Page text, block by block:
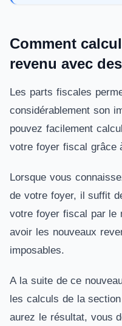
Comment
revenu avec
Les parts fiscales
considérablement son
pouvez facilement
votre foyer fiscal grâce
Lorsque vous
de votre foyer, il suffit
votre foyer fiscal par le
avoir les nouveaux
imposables.
A la suite de ce
les calculs de la
aurez le résultat, vous